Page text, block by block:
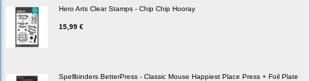
Hero Arts Clear Stamps - Chip Chip Hooray
15,99 €
Spellbinders BetterPress - Classic Mouse Happiest Place Press + Foil Plate